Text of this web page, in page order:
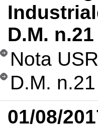
D.M.
Nota
D.M.
01/08/